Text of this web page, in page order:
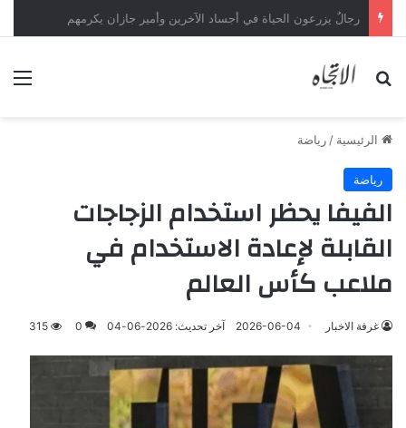
رجالٌ يزرعون الحياة في أجساد الآخرين وأمير جازان يكرمهم
بحث عن
الرئيسية / رياضة
رياضة
الفيفا يحظر استخدام الزجاجات
القابلة لإعادة الاستخدام في
ملاعب كأس العالم
غرفة الاخبار 2026-06-04 آخر تحديث: 2026-06-04 0
315